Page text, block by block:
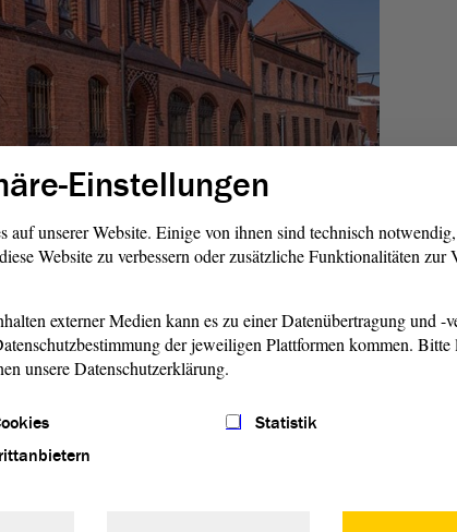
der Altmark
ein Kommunalständischer Verband der Altmark
einschloss. Diese Einrichtung stellte
an den altmärkischen Adel dar, der sich seit
in die Provinz Sachsen wehrte. Die Aufgaben
der preußischen Provinziallandtage. 1892 wurde das
ein Landtagsgebäude errichtet.
Einstellungen
auf unserer Website. Einige von ihnen sind technisch
Website zu verbessern oder zusätzliche Funktionalitäten zur
externer Medien kann es zu einer Datenübertragung und -
der jeweiligen Plattformen kommen. Bitte
unsere Datenschutzerklärung.
Statistik